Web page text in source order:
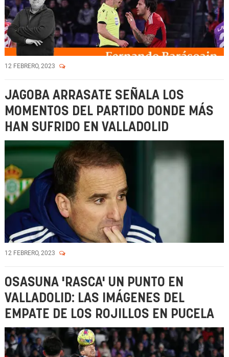
12 FEBRERO, 2023
JAGOBA ARRASATE SEÑALA LOS
MOMENTOS DEL PARTIDO DONDE MÁS
HAN SUFRIDO EN VALLADOLID
12 FEBRERO, 2023
OSASUNA 'RASCA' UN PUNTO EN
VALLADOLID: LAS IMÁGENES DEL
EMPATE DE LOS ROJILLOS EN PUCELA